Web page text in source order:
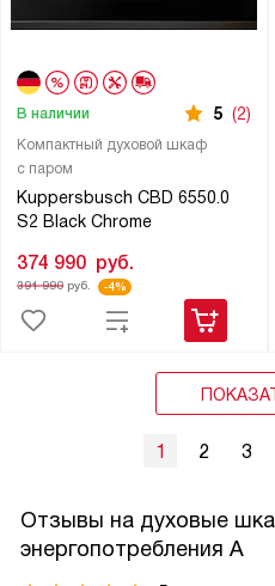
Компактный духовой шкаф
с паром
Kuppersbusch CBD 6550.0
S2 Black Chrome
В наличии 5 (2)
374 990 руб.
391 990руб. -4%
1 2 3
Отзывы на духовые
энергопотребления А